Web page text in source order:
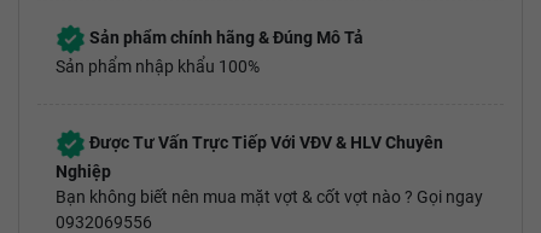
Sản phẩm chính hãng & Đúng Mô Tả
Sản phẩm nhập khẩu 100%
Được Tư Vấn Trực Tiếp Với VĐV & HLV Chuyên
Nghiệp
Bạn không biết nên mua mặt vợt & cốt vợt nào ? Gọi ngay
0932069556